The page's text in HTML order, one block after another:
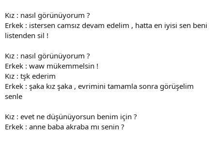
Kız : nasıl görünüyorum ?
Erkek : istersen camsız devam edelim , hatta en iyisi sen beni
listenden sil !
Kız : nasıl görünüyorum ?
Erkek : waw mükemmelsin !
Kız : tşk ederim
Erkek : şaka kız şaka , evrimini tamamla sonra görüşelim
senle
Kız : evet ne düşünüyorsun benim için ?
Erkek : anne baba akraba mı senin ?